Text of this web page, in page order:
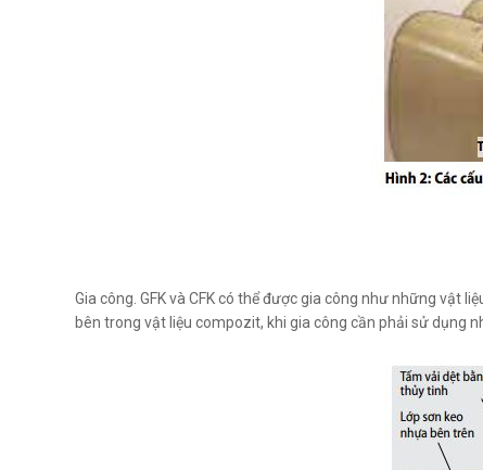
Gia công. GFK và CFK có thể được gia công như những vật
bên trong vật liệu compozit, khi gia công cần phải sử dụng